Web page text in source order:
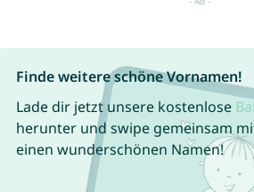
Finde weitere schöne Vornamen!
Lade dir jetzt unsere kostenlose
herunter und swipe gemeinsam
einen wunderschönen Namen!